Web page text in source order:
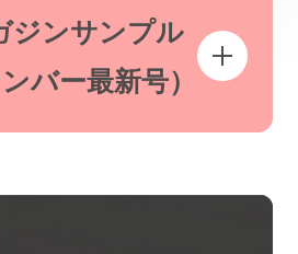
ジンサンプル
バー最新号）